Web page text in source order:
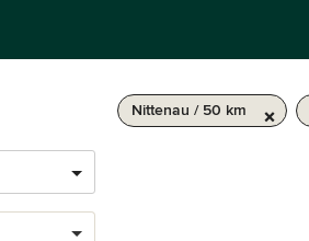
Nittenau / 50 km